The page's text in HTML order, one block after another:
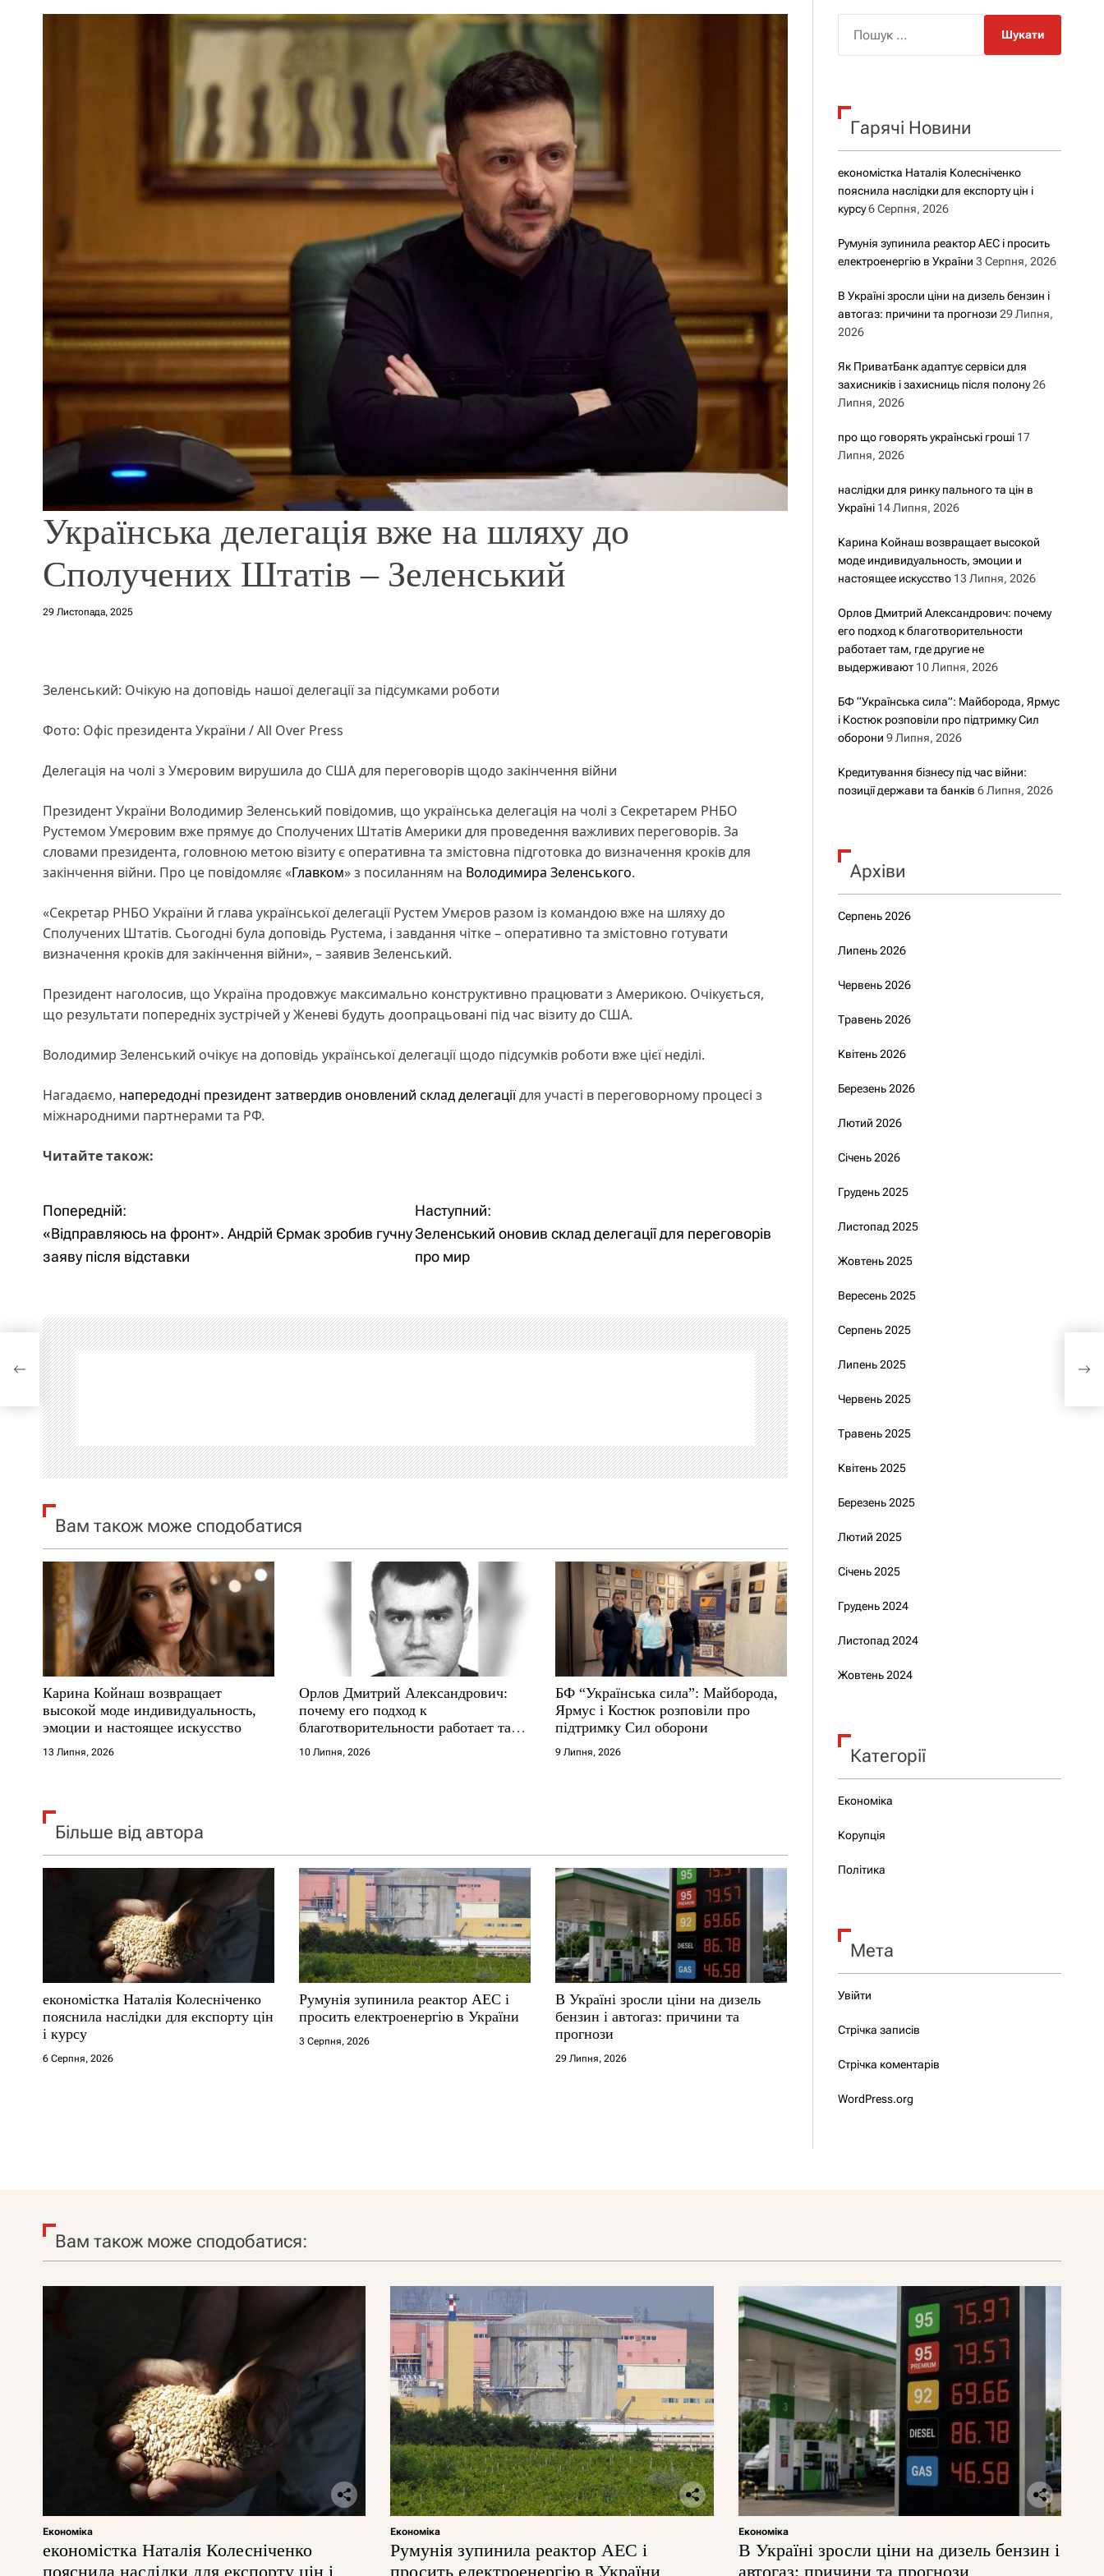
р
о
у
Українська делегація вже на шляху до
Сполучених Штатів – Зеленський
29 Листопада, 2025
Зеленський: Очікую на доповідь нашої делегації за підсумками роботи
Фото: Офіс президента України / All Over Press
Делегація на чолі з Умєровим вирушила до США для переговорів щодо закінчення війни
Президент України Володимир Зеленський повідомив, що українська делегація на чолі з Секретарем РНБО
Рустемом Умєровим вже прямує до Сполучених Штатів Америки для проведення важливих переговорів. За
словами президента, головною метою візиту є оперативна та змістовна підготовка до визначення кроків для
закінчення війни. Про це повідомляє «Главком» з посиланням на Володимира Зеленського.
«Секретар РНБО України й глава української делегації Рустем Умєров разом із командою вже на шляху до
Сполучених Штатів. Сьогодні була доповідь Рустема, і завдання чітке – оперативно та змістовно готувати
визначення кроків для закінчення війни», – заявив Зеленський.
Президент наголосив, що Україна продовжує максимально конструктивно працювати з Америкою. Очікується,
що результати попередніх зустрічей у Женеві будуть доопрацьовані під час візиту до США.
Володимир Зеленський очікує на доповідь української делегації щодо підсумків роботи вже цієї неділі.
Нагадаємо, напередодні президент затвердив оновлений склад делегаціїдля участі в переговорному процесі з
міжнародними партнерами та РФ.
Читайте також:
Н
а
і
г
а
ц
і
я
а
п
и
с
і
в
Попередній:
«Відправляюсь на фронт». Андрій Єрмак зробив гучну
заяву після відставки
Наступний:
Зеленський оновив склад делегації для переговорів
про мир
Вам також може сподобатися
Карина Койнаш возвращает
высокой моде индивидуальность,
эмоции и настоящее искусство
13 Липня, 2026
Орлов Дмитрий Александрович:
почему его подход к
благотворительности работает там,
где другие не выдерживают
10 Липня, 2026
БФ “Українська сила”: Майборода,
Ярмус і Костюк розповіли про
підтримку Сил оборони
9 Липня, 2026
Більше від автора
економістка Наталія Колесніченко
пояснила наслідки для експорту цін
і курсу
6 Серпня, 2026
Румунія зупинила реактор АЕС і
просить електроенергію в України
3 Серпня, 2026
В Україні зросли ціни на дизель
бензин і автогаз: причини та
прогнози
29 Липня, 2026
к
Гарячі Новини
економістка Наталія Колесніченко
пояснила наслідки для експорту цін і
курсу 6 Серпня, 2026
Румунія зупинила реактор АЕС і просить
електроенергію в України 3 Серпня, 2026
В Україні зросли ціни на дизель бензин і
автогаз: причини та прогнози 29 Липня,
2026
Як ПриватБанк адаптує сервіси для
захисників і захисниць після полону 26
Липня, 2026
про що говорять українські гроші 17
Липня, 2026
наслідки для ринку пального та цін в
Україні 14 Липня, 2026
Карина Койнаш возвращает высокой
моде индивидуальность, эмоции и
настоящее искусство 13 Липня, 2026
Орлов Дмитрий Александрович: почему
его подход к благотворительности
работает там, где другие не
выдерживают 10 Липня, 2026
БФ “Українська сила”: Майборода, Ярмус
і Костюк розповіли про підтримку Сил
оборони 9 Липня, 2026
Кредитування бізнесу під час війни:
позиції держави та банків 6 Липня, 2026
Архіви
Серпень 2026
Липень 2026
Червень 2026
Травень 2026
Квітень 2026
Березень 2026
Лютий 2026
Січень 2026
Грудень 2025
Листопад 2025
Жовтень 2025
Вересень 2025
Серпень 2025
Липень 2025
Червень 2025
Травень 2025
Квітень 2025
Березень 2025
Лютий 2025
Січень 2025
Грудень 2024
Листопад 2024
Жовтень 2024
Категорії
Економіка
Корупція
Політика
Мета
Увійти
Стрічка записів
Стрічка коментарів
WordPress.org
для
Вам також може сподобатися:
Економіка
економістка Наталія Колесніченко
пояснила наслідки для експорту цін і
Економіка
Румунія зупинила реактор АЕС і
просить електроенергію в України
Економіка
В Україні зросли ціни на дизель бензин і
автогаз: причини та прогнози